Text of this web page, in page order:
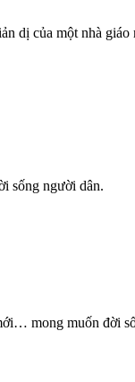
dị của một nhà
sống người dân.
mong muốn đời